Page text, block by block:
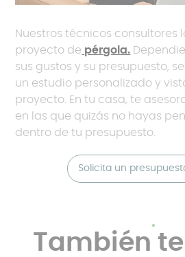
Nuestros técnicos consultores
proyecto de pérgola.
sus gustos y su presupuesto,
un estudio personalizado y
proyecto. En tu casa, te
en las que quizás no hayas
dentro de tu presupuesto.
Solicita un
También